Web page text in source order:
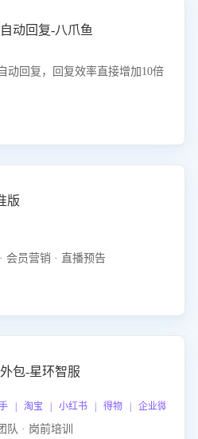
动回复-八爪鱼
动回复，回复效率直接增加10倍
版
会员营销 · 直播预告
包-星环智服
| 淘宝 | 小红书 | 得物 | 企业微信
· 岗前培训